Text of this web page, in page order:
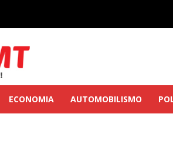
ECONOMIA AUTOMOBILISMO